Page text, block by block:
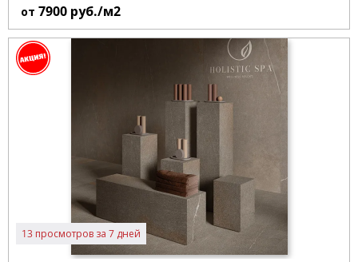
от 7900 руб./м2
13 просмотров за 7 дней